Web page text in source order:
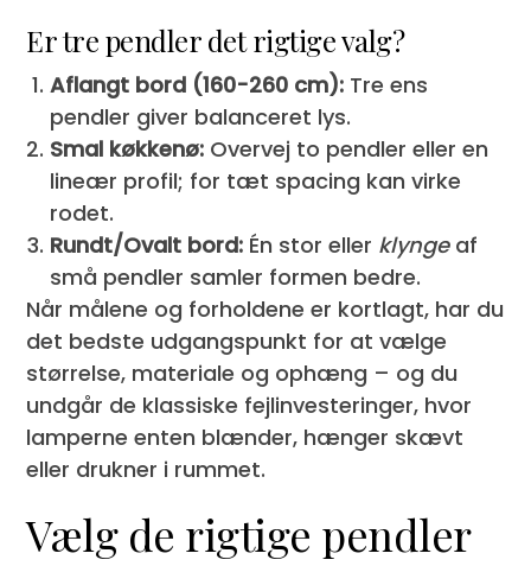
Er tre pendler det rigtige valg?
Aflangt bord (160-260 cm): Tre ens
pendler giver balanceret lys.
Smal køkkenø: Overvej to pendler eller en
lineær profil; for tæt spacing kan virke
rodet.
Rundt/Ovalt bord: Én stor eller klyngeaf
små pendler samler formen bedre.
Når målene og forholdene er kortlagt, har du
det bedste udgangspunkt for at vælge
størrelse, materiale og ophæng – og du
undgår de klassiske fejlinvesteringer, hvor
lamperne enten blænder, hænger skævt
eller drukner i rummet.
Vælg de rigtige pendler